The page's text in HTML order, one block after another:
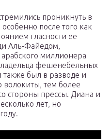
проникнуть в
после того как
гласности ее
Аль-Файедом,
миллионера
фешенебельных
также был в разводе и
волокиты, тем более
стороны прессы. Диана и
лет, но